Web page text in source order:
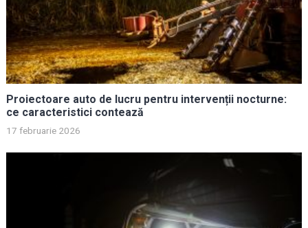
Proiectoare auto de lucru pentru intervenții nocturne:
ce caracteristici contează
17 februarie 2026